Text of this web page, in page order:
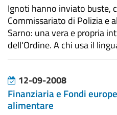
Ignoti hanno inviato buste,
Commissariato di Polizia e
Sarno: una vera e propria
dell'Ordine. A chi usa il
12-09-2008
Finanziaria e Fondi
alimentare